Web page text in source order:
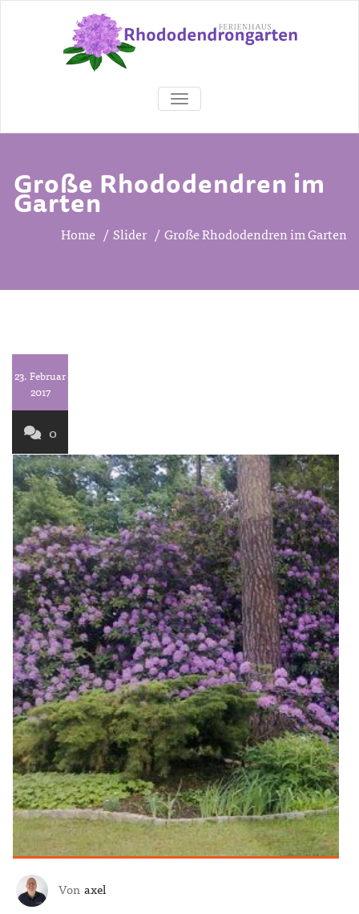
SCHALTE NAVIGATION
Große Rhododendren im
Garten
Home /Slider /Große Rhododendren im Garten
23. Februar
2017
0
Von axel